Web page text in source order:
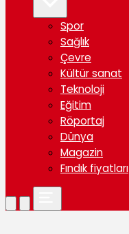
Spor
Sağlık
Çevre
Kültür sanat
Teknoloji
Eğitim
Röportaj
Dünya
Magazin
Fındık fiyatları